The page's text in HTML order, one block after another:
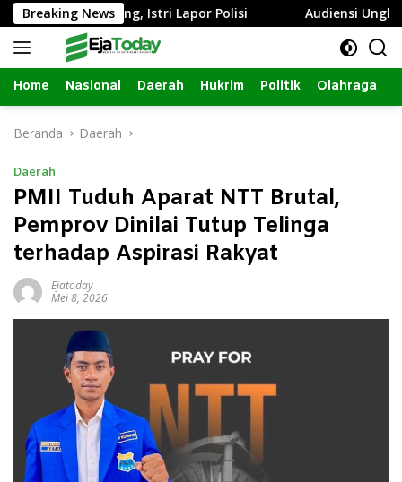
Langsung
ke
konten
Breaking News
Sumbang, Istri Lapor Polisi Audiensi Ungkap Izin
Home Nasional Daerah Hukrim Politik Olahraga
Beranda Daerah
Daerah
PMII Tuduh Aparat NTT Brutal,
Pemprov Dinilai Tutup Telinga
terhadap Aspirasi Rakyat
Ejatoday
Mei 8, 2026